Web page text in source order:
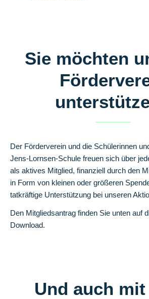
Sie möchten
Der Förderverein und die Schülerinnen
Jens-Lornsen-Schule freuen sich über
als aktives Mitglied, finanziell durch den
in Form von kleinen oder größeren
tatkräftige Unterstützung bei unseren
Den Mitgliedsantrag finden Sie unten auf
Download.
Und auch